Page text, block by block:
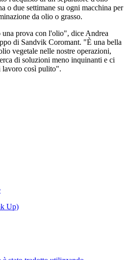
o due settimane su ogni macchina per
da olio o grasso.
prova con l'olio", dice Andrea
di Sandvik Coromant. "È una bella
vegetale nelle nostre operazioni,
di soluzioni meno inquinanti e ci
lavoro così pulito".
Up)